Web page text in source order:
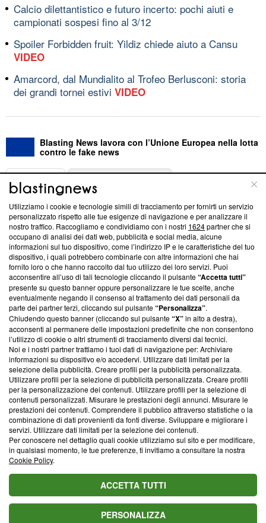
Calcio dilettantistico e futuro incerto: pochi aiuti e
campionati sospesi fino al 3/12
Spoiler Forbidden fruit: Yildiz chiede aiuto a Cansu
VIDEO
Amarcord, dal Mundialito al Trofeo Berlusconi: storia
dei grandi tornei estivi VIDEO
Blasting News lavora con l’Unione Europea nella lotta
contro le fake news
ABOUT
Questa sezione offre informazioni trasparenti su Blasting
News, sui nostri processi editoriali e su come ci impegniamo a
creare news di qualità. Inoltre, afferma la nostra aderenza a
‘Trust Project - News with Integrity’Blasting News non è
ancora membro del programma, ma ha richiesto di farne
parte; Trust Project non ha ancora effettuato una verifica di
conformità agli standard.
Su di noi
Team editoriale
Corporate
Redazione
Informativa Privacy
Cookie Policy
Blasting SA, IDI CHE-247.845.224, Via Carlo Frasca, 3 - 6900
Lugano (Svizzera) Tel:+39 0690258937
© 2026 Blasting News
Utilizziamo i cookie e tecnologie simili di tracciamento per fornirti un servizio
personalizzato rispetto alle tue esigenze di navigazione e per analizzare il
nostro traffico. Raccogliamo e condividiamo con i nostri 1624partner che si
occupano di analisi dei dati web, pubblicità e social media, alcune
informazioni sul tuo dispositivo, come l’indirizzo IP e le caratteristiche del tuo
dispositivo, i quali potrebbero combinarle con altre informazioni che hai
fornito loro o che hanno raccolto dal tuo utilizzo dei loro servizi. Puoi
acconsentire all’uso di tali tecnologie cliccando il pulsante“Accetta tutti”
presente su questo banner oppure personalizzare le tue scelte, anche
eventualmente negando il consenso al trattamento dei dati personali da
parte dei partner terzi, cliccando sul pulsante“Personalizza”.
Chiudendo questo banner (cliccando sul pulsante“X”in alto a destra),
acconsenti al permanere delle impostazioni predefinite che non consentono
l’utilizzo di cookie o altri strumenti di tracciamento diversi dai tecnici.
Noi e i nostri partner trattiamo i tuoi dati di navigazione per: Archiviare
informazioni su dispositivo e/o accedervi. Utilizzare dati limitati per la
selezione della pubblicità. Creare profili per la pubblicità personalizzata.
Utilizzare profili per la selezione di pubblicità personalizzata. Creare profili
per la personalizzazione dei contenuti. Utilizzare profili per la selezione di
contenuti personalizzati. Misurare le prestazioni degli annunci. Misurare le
prestazioni dei contenuti. Comprendere il pubblico attraverso statistiche o la
combinazione di dati provenienti da fonti diverse. Sviluppare e migliorare i
servizi. Utilizzare dati limitati per la selezione dei contenuti.
Per conoscere nel dettaglio quali cookie utilizziamo sul sito e per modificare,
in qualsiasi momento, le tue preferenze, ti invitiamo a consultare la nostra
Cookie Policy.
ACCETTA TUTTI
PERSONALIZZA